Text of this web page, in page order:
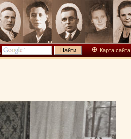
Карта сайта